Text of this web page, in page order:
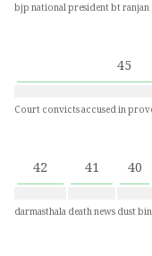
bjp national presidentbt ranjan
45
Court convicts accused in
42
darmasthala
41
death news
40
dust bin